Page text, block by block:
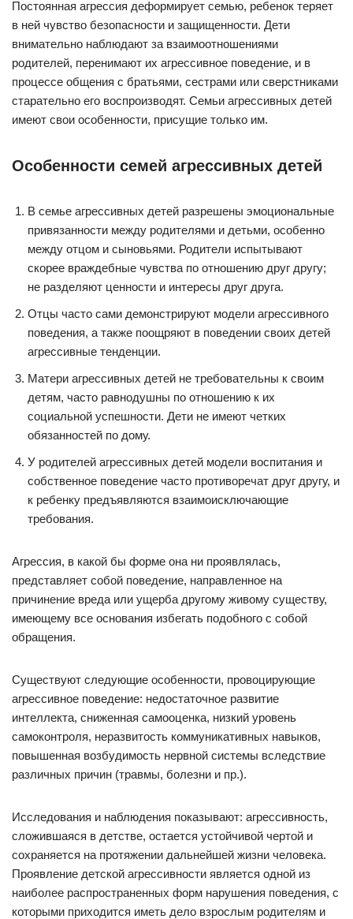
Постоянная агрессия деформирует семью, ребенок теряет
в ней чувство безопасности и защищенности. Дети
внимательно наблюдают за взаимоотношениями
родителей, перенимают их агрессивное поведение, и в
процессе общения с братьями, сестрами или сверстниками
старательно его воспроизводят. Семьи агрессивных детей
имеют свои особенности, присущие только им.
Особенности семей агрессивных детей
В семье агрессивных детей разрешены эмоциональные
привязанности между родителями и детьми, особенно
между отцом и сыновьями. Родители испытывают
скорее враждебные чувства по отношению друг другу;
не разделяют ценности и интересы друг друга.
Отцы часто сами демонстрируют модели агрессивного
поведения, а также поощряют в поведении своих детей
агрессивные тенденции.
Матери агрессивных детей не требовательны к своим
детям, часто равнодушны по отношению к их
социальной успешности. Дети не имеют четких
обязанностей по дому.
У родителей агрессивных детей модели воспитания и
собственное поведение часто противоречат друг другу, и
к ребенку предъявляются взаимоисключающие
требования.
Агрессия, в какой бы форме она ни проявлялась,
представляет собой поведение, направленное на
причинение вреда или ущерба другому живому существу,
имеющему все основания избегать подобного с собой
обращения.
Существуют следующие особенности, провоцирующие
агрессивное поведение: недостаточное развитие
интеллекта, сниженная самооценка, низкий уровень
самоконтроля, неразвитость коммуникативных навыков,
повышенная возбудимость нервной системы вследствие
различных причин (травмы, болезни и пр.).
Исследования и наблюдения показывают: агрессивность,
сложившаяся в детстве, остается устойчивой чертой и
сохраняется на протяжении дальнейшей жизни человека.
Проявление детской агрессивности является одной из
наиболее распространенных форм нарушения поведения, с
которыми приходится иметь дело взрослым родителям и